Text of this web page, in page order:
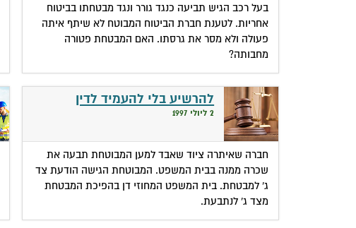
בעל רכב הגיש תביעה כנגד גורר ונגד מבטחתו בביטוח
אחריות. לטענת חברת הביטוח המבוטח לא שיתף איתה
פעולה ולא מסר את גרסתו. האם המבטחת פטורה
מחבותה?
להרשיע בלי להעמיד לדין
2 ליולי 1997
חברה שאיתרה ציוד שאבד למען המבוטחת תבעה את
שכרה ממנה בבית המשפט. המבוטחת הגישה הודעת צד
ג' למבטחת. בית המשפט המחוזי דן בהפיכת המבטחת
מצד ג' לנתבעת.